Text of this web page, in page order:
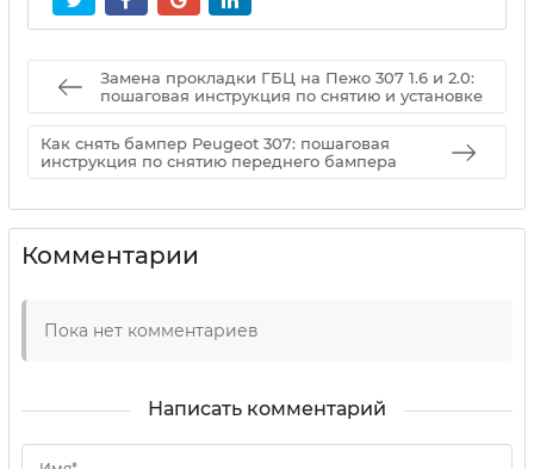
Замена прокладки ГБЦ на Пежо 307 1.6 и 2.0:
пошаговая инструкция по снятию и установке
Как снять бампер Peugeot 307: пошаговая
инструкция по снятию переднего бампера
Комментарии
Пока нет комментариев
Написать комментарий